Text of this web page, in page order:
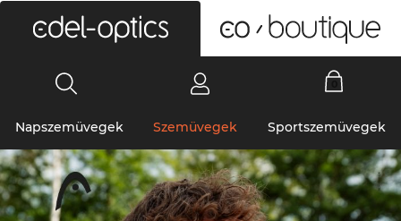
Napszemüvegek Szemüvegek Sportszemüvegek